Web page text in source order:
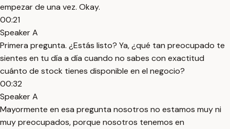
empezar de una vez. Okay.
00:21
Speaker A
Primera pregunta. ¿Estás listo? Ya, ¿qué tan preocupado te
sientes en tu día a día cuando no sabes con exactitud
cuánto de stock tienes disponible en el negocio?
00:32
Speaker A
Mayormente en esa pregunta nosotros no estamos muy ni
muy preocupados, porque nosotros tenemos en